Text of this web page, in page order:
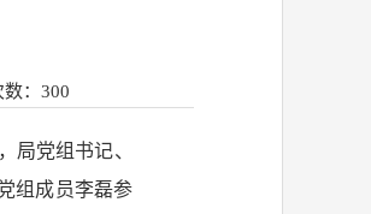
： 300
局党组书记、
组成员李磊参